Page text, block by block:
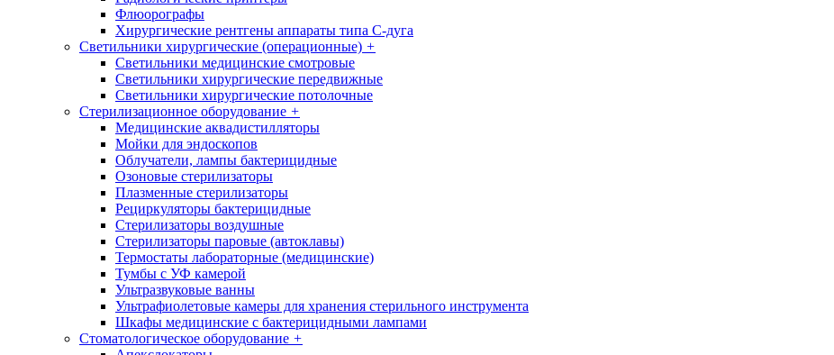
Флюорографы
Хирургические рентгены аппараты типа С-дуга
Светильники хирургические (операционные) +
Светильники медицинские смотровые
Светильники хирургические передвижные
Светильники хирургические потолочные
Стерилизационное оборудование +
Медицинские аквадистилляторы
Мойки для эндоскопов
Облучатели, лампы бактерицидные
Озоновые стерилизаторы
Плазменные стерилизаторы
Рециркуляторы бактерицидные
Стерилизаторы воздушные
Стерилизаторы паровые (автоклавы)
Термостаты лабораторные (медицинские)
Тумбы с УФ камерой
Ультразвуковые ванны
Ультрафиолетовые камеры для хранения стерильного инструмента
Шкафы медицинские с бактерицидными лампами
Стоматологическое оборудование +